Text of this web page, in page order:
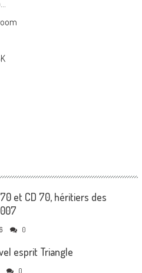
et CD 70, héritiers des
0
esprit Triangle
0